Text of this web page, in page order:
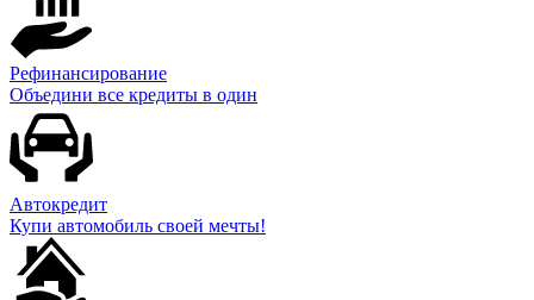
Рефинансирование
Объедини все кредиты в один
Автокредит
Купи автомобиль своей мечты!